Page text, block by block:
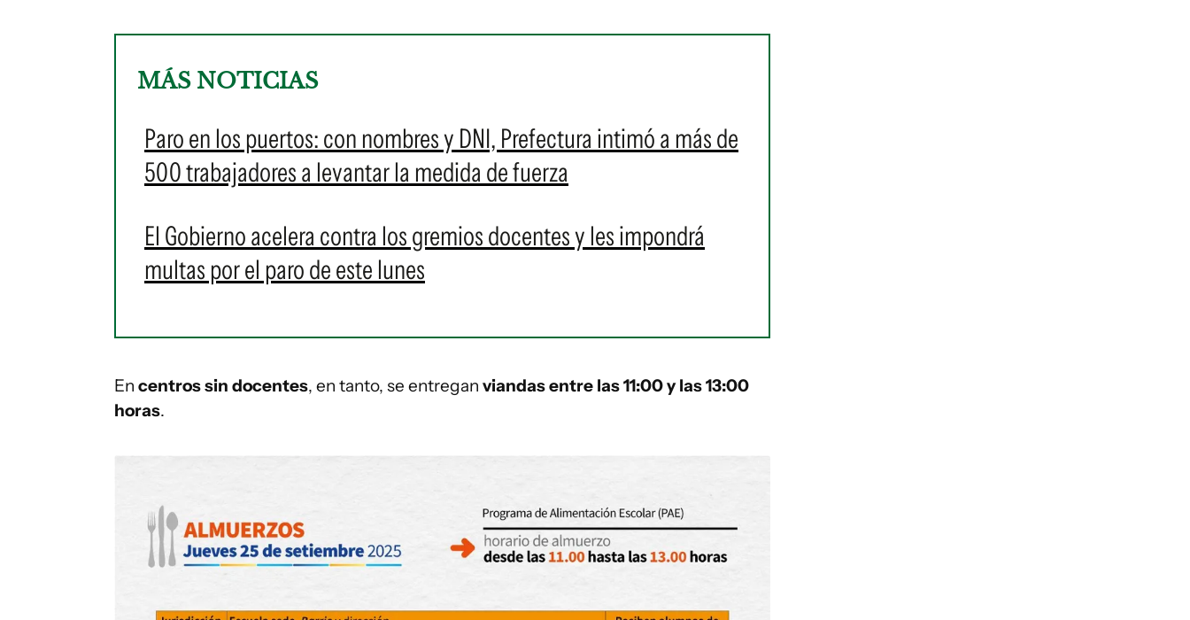
MÁS NOTICIAS
Paro en los puertos: con nombres y DNI, Prefectura intimó a más de
500 trabajadores a levantar la medida de fuerza
El Gobierno acelera contra los gremios docentes y les impondrá
multas por el paro de este lunes
En centros sin docentes, en tanto, se entregan viandas entre las 11:00 y las 13:00
horas.